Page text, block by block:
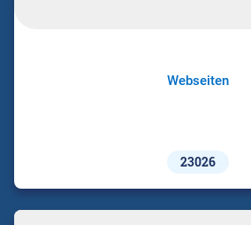
Webseiten
23026